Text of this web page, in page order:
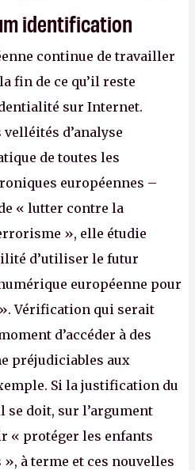
identification
continue de travailler
fin de ce qu’il reste
sur Internet.
d’analyse
de toutes les
européennes –
« lutter contre la
», elle étudie
d’utiliser le futur
européenne pour
Vérification qui serait
d’accéder à des
préjudiciables aux
Si la justification du
se doit, sur l’argument
« protéger les enfants
à terme et ces nouvelles